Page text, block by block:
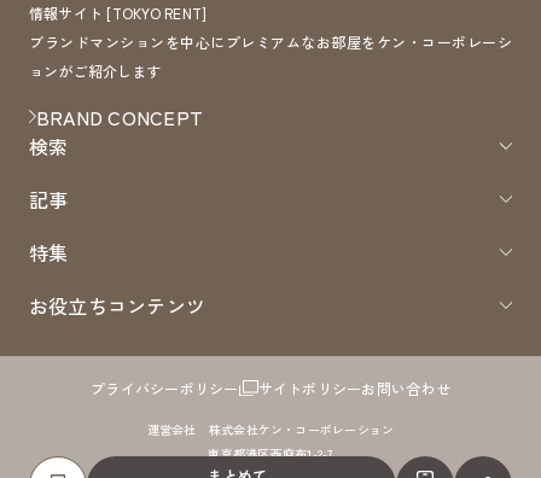
情報サイト [TOKYO RENT]
ブランドマンションを中心にプレミアムなお部屋をケン・コーポレーシ
ョンがご紹介します
BRAND CONCEPT
検索
記事
特集
お役立ちコンテンツ
プライバシーポリシー サイトポリシーお問い合わせ
運営会社 株式会社ケン・コーポレーション
東京都港区西麻布1-2-7